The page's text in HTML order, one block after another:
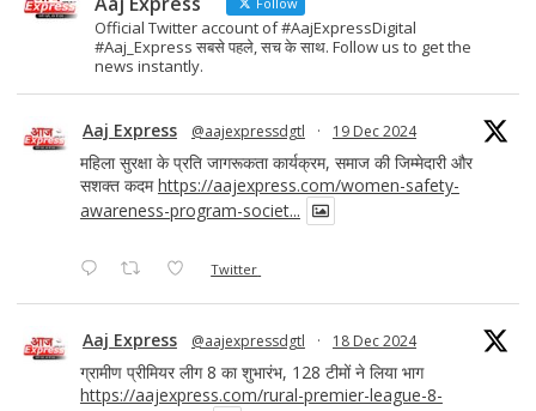
Official Twitter account of #AajExpressDigital
#Aaj_Express सबसे पहले, सच के साथ. Follow us to get the
news instantly.
Aaj Express @aajexpressdgtl · 19 Dec 2024
महिला सुरक्षा के प्रति जागरूकता कार्यक्रम, समाज की जिम्मेदारी और
सशक्त कदमhttps://aajexpress.com/women-safety-
awareness-program-societ...
Twitter
Aaj Express @aajexpressdgtl · 18 Dec 2024
ग्रामीण प्रीमियर लीग 8 का शुभारंभ, 128 टीमों ने लिया भाग
https://aajexpress.com/rural-premier-league-8-